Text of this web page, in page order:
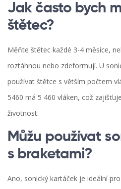
Jak často bych
štětec?
Měňte štětec každé 3-4 měsíce,
roztáhnou nebo zdeformují. U
používat štětce s větším počtem
5460 má 5 460 vláken, což
životnost.
Můžu používat
s braketami?
Ano, sonický kartáček je ideální